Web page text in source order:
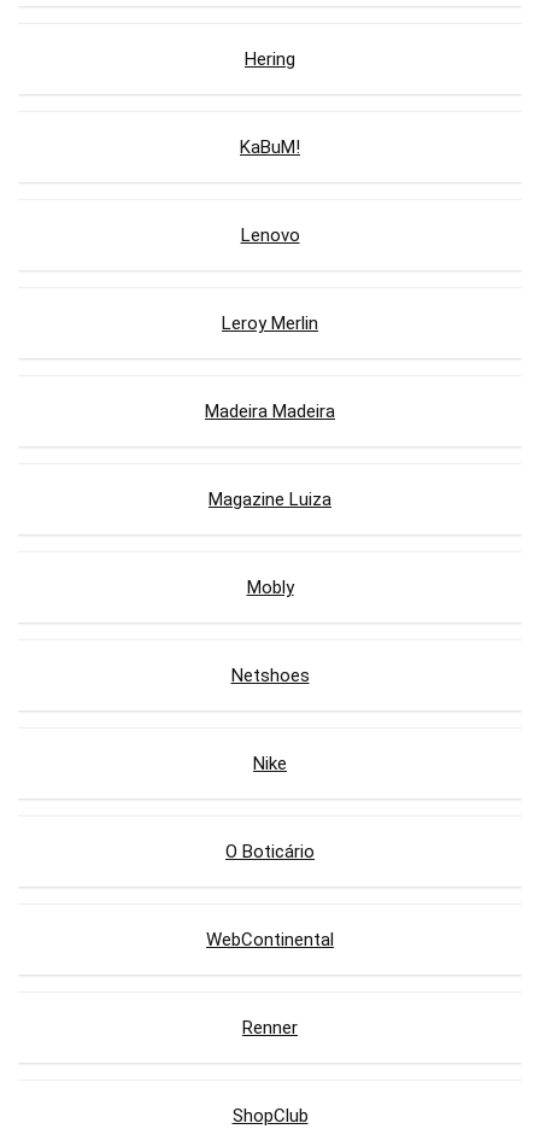
Hering
KaBuM!
Lenovo
Leroy Merlin
Madeira Madeira
Magazine Luiza
Mobly
Netshoes
Nike
O Boticário
WebContinental
Renner
ShopClub